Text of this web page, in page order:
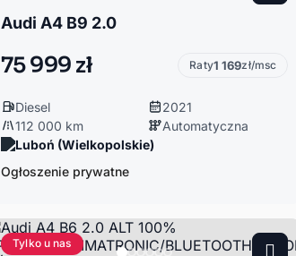
Audi A4 B9 2.0
75 999 zł Raty1 169zł/msc
Diesel
2021
112 000 km
Automatyczna
Luboń (Wielkopolskie)
Ogłoszenie prywatne
Tylko u nas